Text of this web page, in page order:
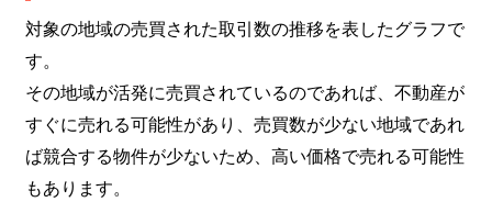
対象の地域の売買された取引数の推移を表したグラフで
す。
その地域が活発に売買されているのであれば、不動産が
すぐに売れる可能性があり、売買数が少ない地域であれ
ば競合する物件が少ないため、高い価格で売れる可能性
もあります。